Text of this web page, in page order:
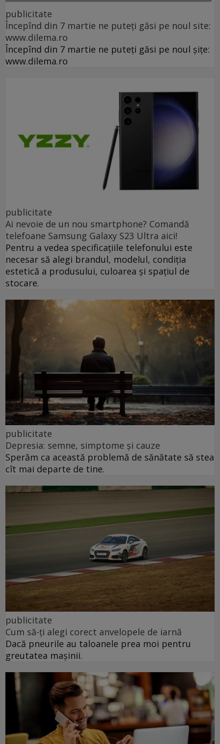
publicitate
Începînd din 7 martie ne puteți găsi pe noul site:
www.dilema.ro
Începînd din 7 martie ne puteți găsi pe noul șițe:
www.dilema.ro
publicitate
Ai nevoie de un nou smartphone? Comandă
telefoane Samsung Galaxy S23 Ultra aici!
Pentru a vedea specificațiile telefonului este
necesar să alegi brandul, modelul, condiția
estetică a produsului, culoarea și spațiul de
stocare.
publicitate
Depresia: semne, simptome și cauze
Sperăm ca această problemă de sănătate să stea
cît mai departe de tine.
publicitate
Cum să-ți alegi corect anvelopele de iarnă
Dacă pneurile au taloanele prea moi pentru
greutatea mașinii.